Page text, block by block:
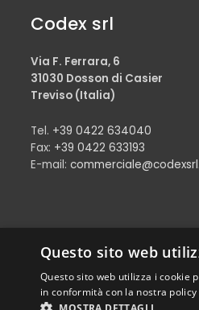
Codex srl
Via F. Ferrara, 6
31030 Dosson di Casier
Treviso (Italia)
Tel. +39 0422 634040
Fax: +39 0422 633193
E-mail:
© Copyright 2024 Codex srl –
P.Iva e C.F. 00898460266 – REA
Questo sito web
Questo sito web utilizza i cookie
in conformità con la nostra